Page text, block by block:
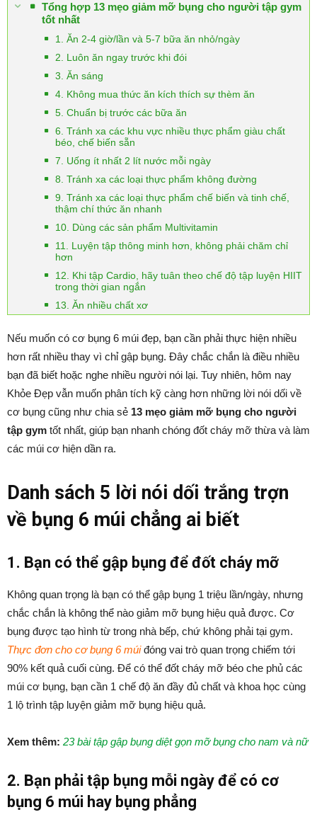
Tổng hợp 13 mẹo giảm mỡ bụng cho người tập gym
tốt nhất
1. Ăn 2-4 giờ/lần và 5-7 bữa ăn nhỏ/ngày
2. Luôn ăn ngay trước khi đói
3. Ăn sáng
4. Không mua thức ăn kích thích sự thèm ăn
5. Chuẩn bị trước các bữa ăn
6. Tránh xa các khu vực nhiều thực phẩm giàu chất
béo, chế biến sẵn
7. Uống ít nhất 2 lít nước mỗi ngày
8. Tránh xa các loại thực phẩm không đường
9. Tránh xa các loại thực phẩm chế biến và tinh chế,
thậm chí thức ăn nhanh
10. Dùng các sản phẩm Multivitamin
11. Luyện tập thông minh hơn, không phải chăm chỉ
hơn
12. Khi tập Cardio, hãy tuân theo chế độ tập luyện HIIT
trong thời gian ngắn
13. Ăn nhiều chất xơ
Nếu muốn có cơ bụng 6 múi đẹp, bạn cần phải thực hiện nhiều
hơn rất nhiều thay vì chỉ gập bụng. Đây chắc chắn là điều nhiều
bạn đã biết hoặc nghe nhiều người nói lại. Tuy nhiên, hôm nay
Khỏe Đẹp vẫn muốn phân tích kỹ càng hơn những lời nói dối về
cơ bụng cũng như chia sẻ 13 mẹo giảm mỡ bụng cho người
tập gym tốt nhất, giúp bạn nhanh chóng đốt cháy mỡ thừa và làm
các múi cơ hiện dần ra.
Danh sách 5 lời nói dối trắng trợn
về bụng 6 múi chẳng ai biết
1. Bạn có thể gập bụng để đốt cháy mỡ
Không quan trọng là bạn có thể gập bụng 1 triệu lần/ngày, nhưng
chắc chắn là không thể nào giảm mỡ bụng hiệu quả được. Cơ
bụng được tạo hình từ trong nhà bếp, chứ không phải tại gym.
Thực đơn cho cơ bụng 6 múiđóng vai trò quan trọng chiếm tới
90% kết quả cuối cùng. Để có thể đốt cháy mỡ béo che phủ các
múi cơ bụng, bạn cần 1 chế độ ăn đầy đủ chất và khoa học cùng
1 lộ trình tập luyện giảm mỡ bụng hiệu quả.
Xem thêm: 23 bài tập gập bụng diệt gọn mỡ bụng cho nam và nữ
2. Bạn phải tập bụng mỗi ngày để có cơ
bụng 6 múi hay bụng phẳng